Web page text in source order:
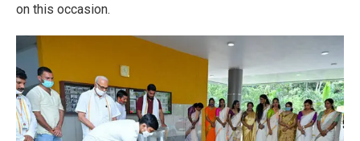
on this occasion.